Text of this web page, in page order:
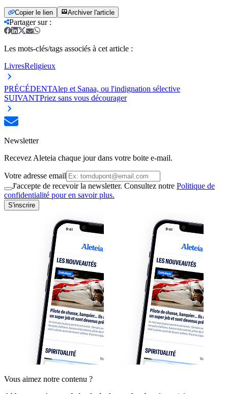
Copier le lien Archiver l'article
Partager sur:
Les mots-clés/tags associés à cet article :
LivresReligieux
PRÉCÉDENTAlep et Sanaa, ou l'indignation sélective
SUIVANTPriez sans vous décourager
Newsletter
Recevez Aleteia chaque jour dans votre boite e-mail.
Votre adresse email
J'accepte de recevoir la newsletter. Consultez notre Politique de
confidentialité pour en savoir plus.
S'inscrire
Vous aimez notre contenu ?